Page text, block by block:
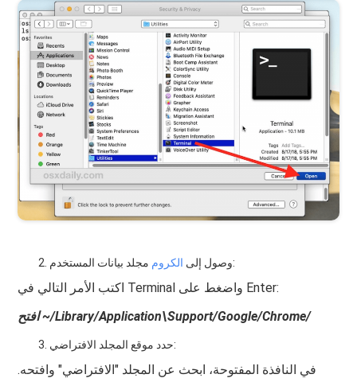
وصول إلى الكروم مجلد بيانات المستخدم:
اكتب الأمر التالي في Terminal واضغط على Enter:
افتح ~/Library/Application\Support/Google/Chrome/
حدد موقع المجلد الافتراضي:
في النافذة المفتوحة، ابحث عن المجلد "الافتراضي" وافتحه.